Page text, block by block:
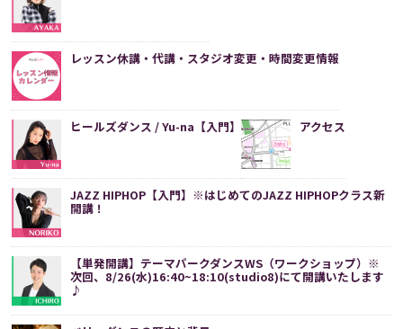
レッスン休講・代講・スタジオ変更・時間変更情報
ヒールズダンス / Yu-na【入門】 アクセス
JAZZ HIPHOP【入門】※はじめてのJAZZ HIPHOPクラス新
開講！
【単発開講】テーマパークダンスWS（ワークショップ）※
次回、8/26(水)16:40~18:10(studio8)にて開講いたします
♪